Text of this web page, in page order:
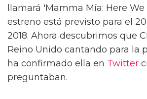
llamará 'Mamma Mía: Here
estreno está previsto para el
2018. Ahora descubrimos que
Reino Unido cantando para la
ha confirmado ella en Twitter
preguntaban.